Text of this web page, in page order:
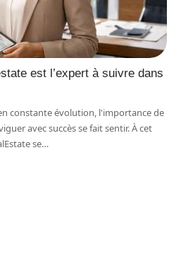
est l’expert à suivre dans
constante évolution, l'importance de
avec succès se fait sentir. À cet
se…